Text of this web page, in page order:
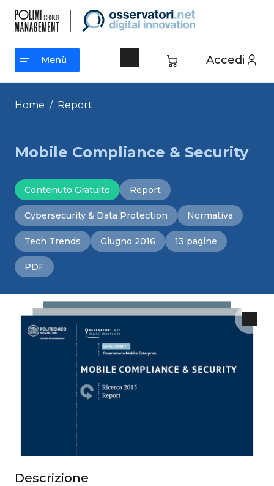
contenuto
Accedi
Menù
Menù
Home / Report
Mobile Compliance & Security
Contenuto Gratuito Report
Cybersecurity & Data Protection Normativa
Tech Trends Giugno 2016 13 pagine
PDF
Descrizione